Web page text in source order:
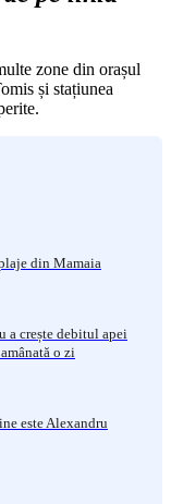
zone din orașul
și stațiunea
din Mamaia
a crește debitul apei
o zi
este Alexandru